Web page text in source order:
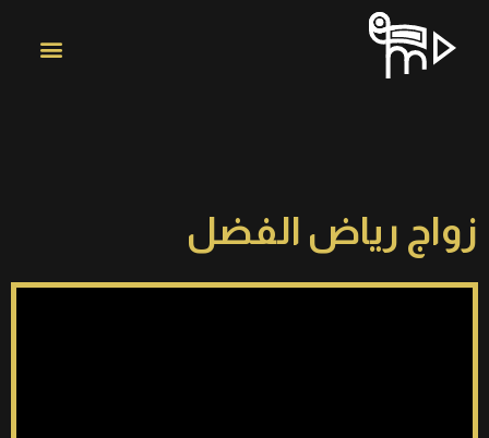
زواج رياض الفضل